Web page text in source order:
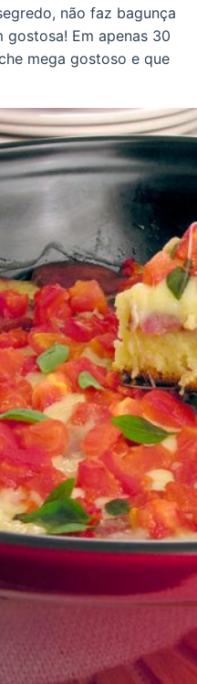
não faz bagunça
Em apenas 30
mega gostoso e que